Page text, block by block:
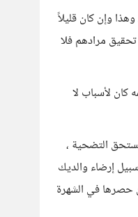
وإن كان قليلاً
مرادهم فلا
كان لأسباب لا
التضحية ،
إرضاء والديك
في الشهرة